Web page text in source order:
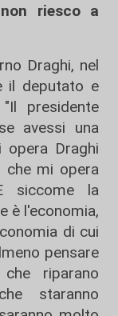
riesco a
Draghi, nel
il deputato e
"Il presidente
avessi una
Draghi
che mi opera
siccome la
è l'economia,
di cui
pensare
riparano
staranno